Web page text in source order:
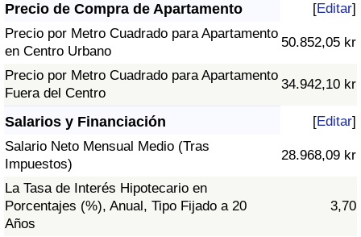
Precio de Compra de Apartamento [Editar]
Precio por Metro Cuadrado para Apartamento
en Centro Urbano
50.852,05 kr
Precio por Metro Cuadrado para Apartamento
Fuera del Centro
34.942,10 kr
Salarios y Financiación [Editar]
Salario Neto Mensual Medio (Tras
Impuestos)
28.968,09 kr
La Tasa de Interés Hipotecario en
Porcentajes (%), Anual, Tipo Fijado a 20
Años
3,70
Calificación del Índice de Criminalidad
(Actual)
Índice de Criminalidad
Índice de criminalidad por país
Sanidad
Índice de Sanidad (Actual)